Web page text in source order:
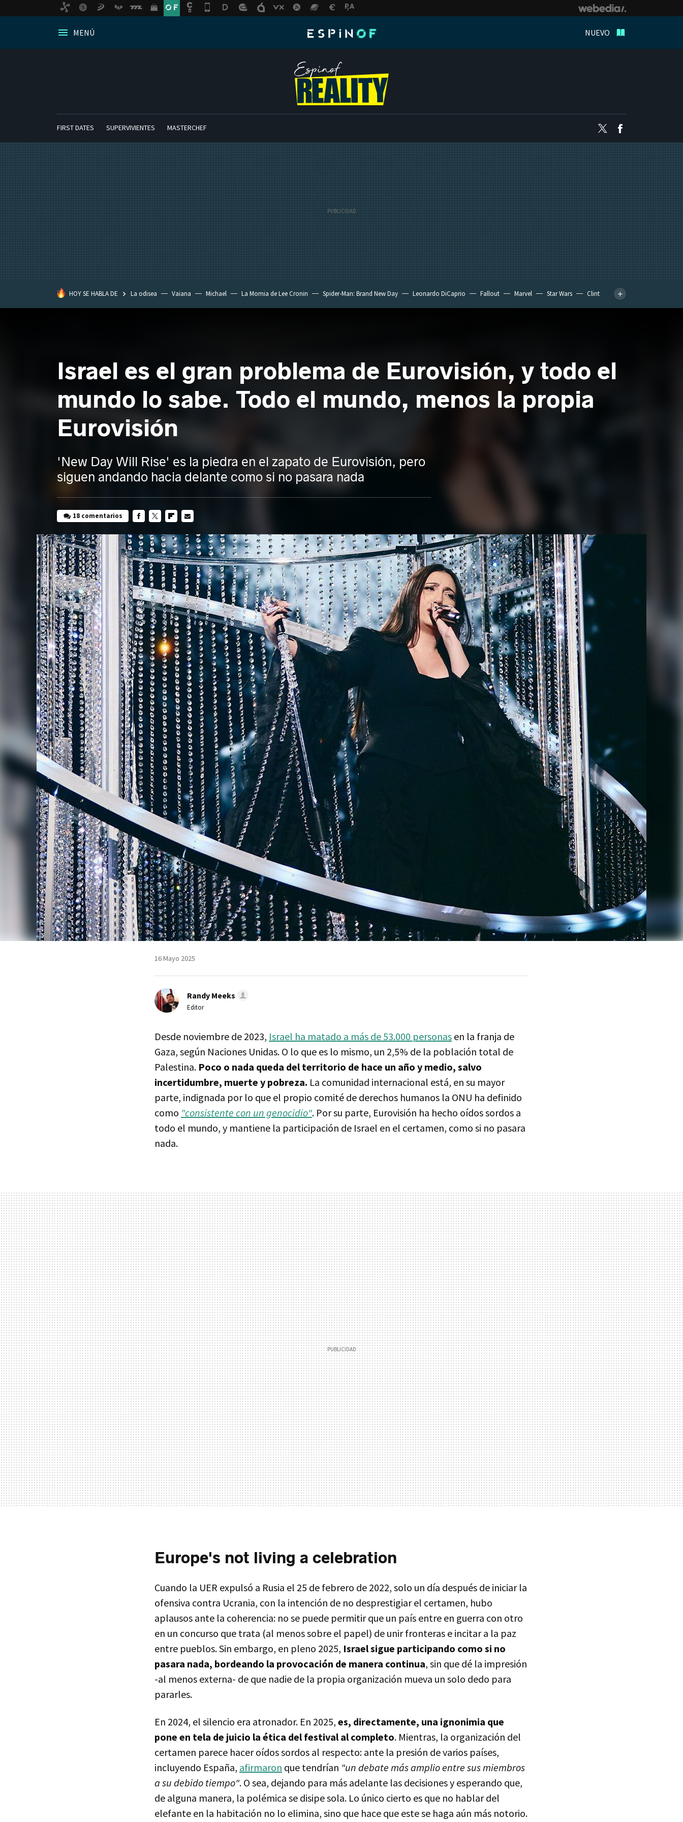
MENÚ NUEVO
FIRST DATES SUPERVIVIENTES MASTERCHEF Twitter
HOY SE HABLA DE La odisea Vaiana Michael La Momia de Lee Cronin Spider-Man: Brand New Day Leonardo DiCaprio Fallout Marvel Star Wars
Clint
Israel es el gran problema de Eurovisión, y todo el
mundo lo sabe. Todo el mundo, menos la propia
Eurovisión
'New Day Will Rise' es la piedra en el zapato de Eurovisión, pero
siguen andando hacia delante como si no pasara nada
18 comentarios
MAIL
16 Mayo 2025
Randy Meeks
Editor
Desde noviembre de 2023, Israel ha matado a más de 53.000 personas en la franja de
Gaza, según Naciones Unidas. O lo que es lo mismo, un 2,5% de la población total de
Palestina. Poco o nada queda del territorio de hace un año y medio, salvo
incertidumbre, muerte y pobreza. La comunidad internacional está, en su mayor
parte, indignada por lo que el propio comité de derechos humanos la ONU ha definido
como "consistente con un genocidio". Por su parte, Eurovisión ha hecho oídos sordos a
todo el mundo, y mantiene la participación de Israel en el certamen, como si no pasara
nada.
Europe's not living a celebration
Cuando la UER expulsó a Rusia el 25 de febrero de 2022, solo un día después de iniciar la
ofensiva contra Ucrania, con la intención de no desprestigiar el certamen, hubo
aplausos ante la coherencia: no se puede permitir que un país entre en guerra con otro
en un concurso que trata (al menos sobre el papel) de unir fronteras e incitar a la paz
entre pueblos. Sin embargo, en pleno 2025, Israel sigue participando como si no
pasara nada, bordeando la provocación de manera continua, sin que dé la impresión
-al menos externa- de que nadie de la propia organización mueva un solo dedo para
pararles.
En 2024, el silencio era atronador. En 2025, es, directamente, una ignonimia que
pone en tela de juicio la ética del festival al completo. Mientras, la organización del
certamen parece hacer oídos sordos al respecto: ante la presión de varios países,
incluyendo España, afirmaron que tendrían "un debate más amplio entre sus miembros
a su debido tiempo". O sea, dejando para más adelante las decisiones y esperando que,
de alguna manera, la polémica se disipe sola. Lo único cierto es que no hablar del
elefante en la habitación no lo elimina, sino que hace que este se haga aún más notorio.